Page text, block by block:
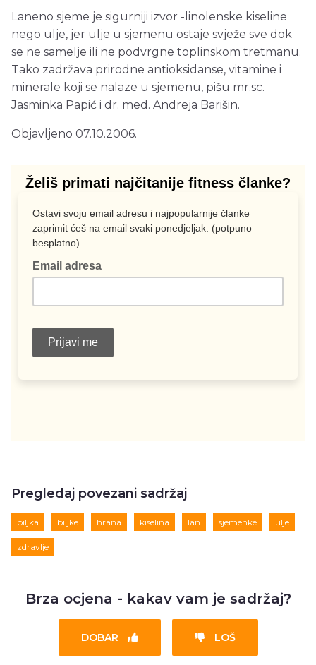
Laneno sjeme je sigurniji izvor -linolenske kiseline
nego ulje, jer ulje u sjemenu ostaje svježe sve dok
se ne samelje ili ne podvrgne toplinskom tretmanu.
Tako zadržava prirodne antioksidanse, vitamine i
minerale koji se nalaze u sjemenu, pišu mr.sc.
Jasminka Papić i dr. med. Andreja Barišin.
Objavljeno 07.10.2006.
Pregledaj povezani sadržaj
biljka biljke hrana kiselina lan sjemenke ulje
zdravlje
Brza ocjena - kakav vam je sadržaj?
DOBAR LOŠ